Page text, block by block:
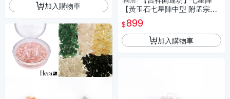
加入購物車
【黃玉石七星陣中型 附孟宗竹
底盤 開運 招財 招偏財】淨化
$899
加入購物車